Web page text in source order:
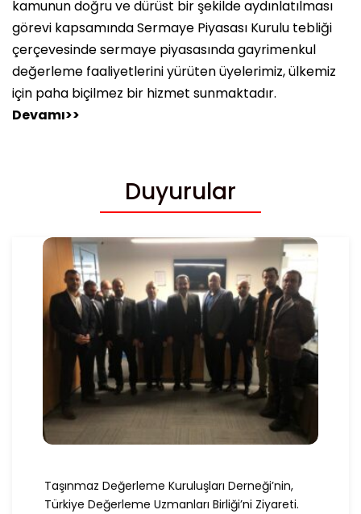
kamunun doğru ve dürüst bir şekilde aydınlatılması
görevi kapsamında Sermaye Piyasası Kurulu tebliği
çerçevesinde sermaye piyasasında gayrimenkul
değerleme faaliyetlerini yürüten üyelerimiz, ülkemiz
için paha biçilmez bir hizmet sunmaktadır.
Devamı>>
Duyurular
Taşınmaz Değerleme Kuruluşları Derneği’nin,
Türkiye Değerleme Uzmanları Birliği’ni Ziyareti.